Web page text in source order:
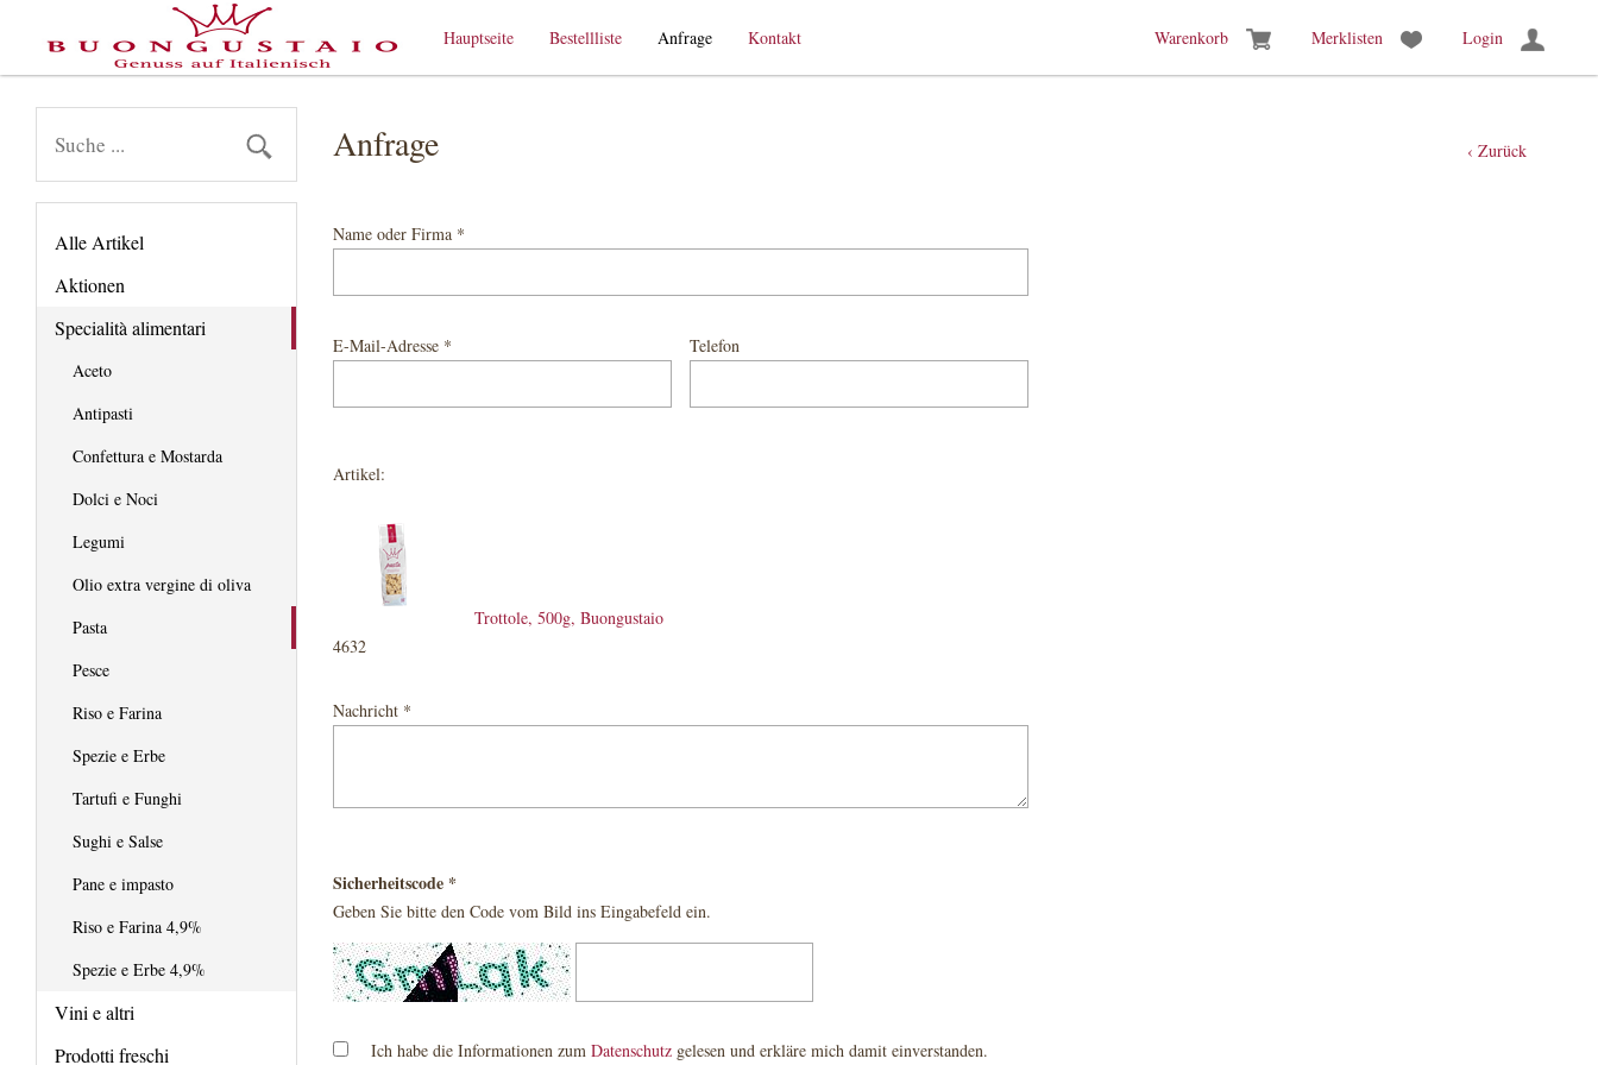
Warenkorb Merklisten Login
Hauptseite Bestellliste Anfrage Kontakt
Alle Artikel
Aktionen
Specialità alimentari
Aceto
Antipasti
Confettura e Mostarda
Dolci e Noci
Legumi
Olio extra vergine di oliva
Pasta
Pesce
Riso e Farina
Spezie e Erbe
Tartufi e Funghi
Sughi e Salse
Pane e impasto
Riso e Farina 4,9%
Spezie e Erbe 4,9%
Vini e altri
Prodotti freschi
‹ Zurück
Anfrage
Name oder Firma *
E-Mail-Adresse * Telefon
Artikel:
Trottole, 500g, Buongustaio
4632
Nachricht *
Sicherheitscode *
Geben Sie bitte den Code vom Bild ins Eingabefeld ein.
Ich habe die Informationen zum Datenschutz gelesen und erkläre mich damit einverstanden.